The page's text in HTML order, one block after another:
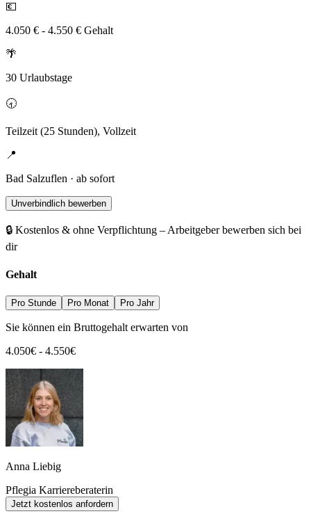
💶
4.050 € - 4.550 € Gehalt
🌴
30 Urlaubstage
🕣
Teilzeit (25 Stunden), Vollzeit
📍
Bad Salzuflen · ab sofort
Unverbindlich bewerben
🔒 Kostenlos & ohne Verpflichtung – Arbeitgeber bewerben sich bei
dir
Gehalt
Pro Stunde Pro Monat Pro Jahr
Sie können ein Bruttogehalt erwarten von
4.050€ - 4.550€
Anna Liebig
Pflegia Karriereberaterin
Jetzt kostenlos anfordern